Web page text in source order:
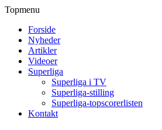
Topmenu
Forside
Nyheder
Artikler
Videoer
Superliga
Superliga i TV
Superliga-stilling
Superliga-topscorerlisten
Kontakt